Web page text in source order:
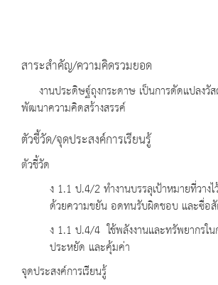
สาระสำคัญ/ความคิดรวมยอด
งานประดิษฐ์ถุงกระดาษ เป็นการดัดแปลงวัส
พัฒนาความคิดสร้างสรรค์
ตัวชี้วัด/จุดประสงค์การเรียนรู้
ตัวชี้วัด
ง 1.1 ป.4/2 ทำงานบรรลุเป้าหมายที่วาง
ด้วยความขยัน อดทนรับผิดชอบ และซื่อ
ง 1.1 ป.4/4 ใช้พลังงานและทรัพยากรใน
ประหยัด และคุ้มค่า
จุดประสงค์การเรียนรู้